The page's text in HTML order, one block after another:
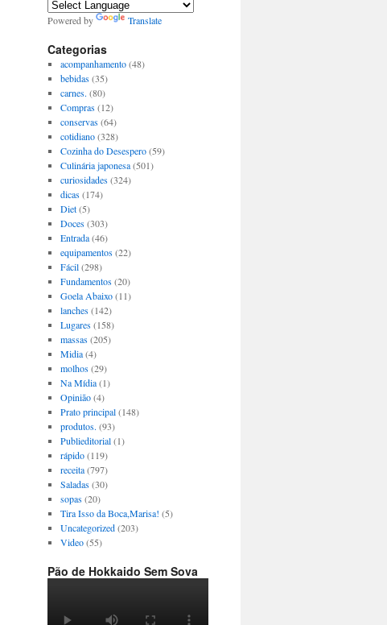
Powered by Translate
Categorias
acompanhamento(48)
bebidas(35)
carnes. (80)
Compras(12)
conservas(64)
cotidiano(328)
Cozinha do Desespero(59)
Culinária japonesa(501)
curiosidades(324)
dicas(174)
Diet(5)
Doces(303)
Entrada(46)
equipamentos(22)
Fácil(298)
Fundamentos(20)
Goela Abaixo(11)
lanches(142)
Lugares(158)
massas(205)
Midia(4)
molhos(29)
Na Mídia(1)
Opinião(4)
Prato principal(148)
produtos. (93)
Publieditorial(1)
rápido(119)
receita(797)
Saladas(30)
sopas(20)
Tira Isso da Boca,Marisa! (5)
Uncategorized(203)
Video(55)
Pão de Hokkaido Sem Sova